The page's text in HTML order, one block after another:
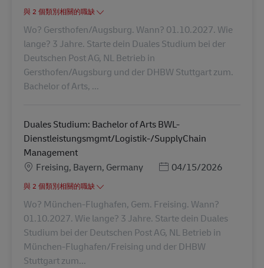
與 2 個類別相關的職缺
Wo? Gersthofen/Augsburg. Wann? 01.10.2027. Wie
lange? 3 Jahre. Starte dein Duales Studium bei der
Deutschen Post AG, NL Betrieb in
Gersthofen/Augsburg und der DHBW Stuttgart zum.
Bachelor of Arts, ...
Duales Studium: Bachelor of Arts BWL-
Dienstleistungsmgmt/Logistik-/SupplyChain
Management
地點Freising, Bayern, Germany Posted Date
04/15/2026
與 2 個類別相關的職缺
Wo? München-Flughafen, Gem. Freising. Wann?
01.10.2027. Wie lange? 3 Jahre. Starte dein Duales
Studium bei der Deutschen Post AG, NL Betrieb in
München-Flughafen/Freising und der DHBW
Stuttgart zum...